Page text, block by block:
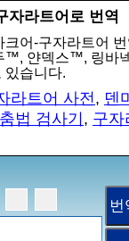
자라트어로 번역
크어-구자라트어
™, 얀덱스™, 링바
있습니다.
라트어 사전, 덴
법 검사기 , 구자